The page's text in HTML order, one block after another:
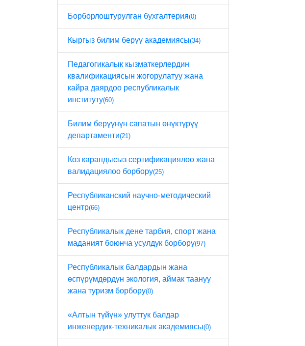
Борборлоштурулган бухгалтерия(0)
Кыргыз билим берүү академиясы(34)
Педагогикалык кызматкерлердин
квалификациясын жогорулатуу жана
кайра даярдоо республикалык
институту(60)
Билим берүүнүн сапатын өнүктүрүү
департаменти(21)
Көз карандысыз сертификациялоо жана
валидациялоо борбору(25)
Республиканский научно-методический
центр(66)
Республикалык дене тарбия, спорт жана
маданият боюнча усулдук борбору(97)
Республикалык балдардын жана
өспүрүмдөрдүн экология, аймак таануу
жана туризм борбору(0)
«Алтын түйүн» улуттук балдар
инженердик-техникалык академиясы(0)